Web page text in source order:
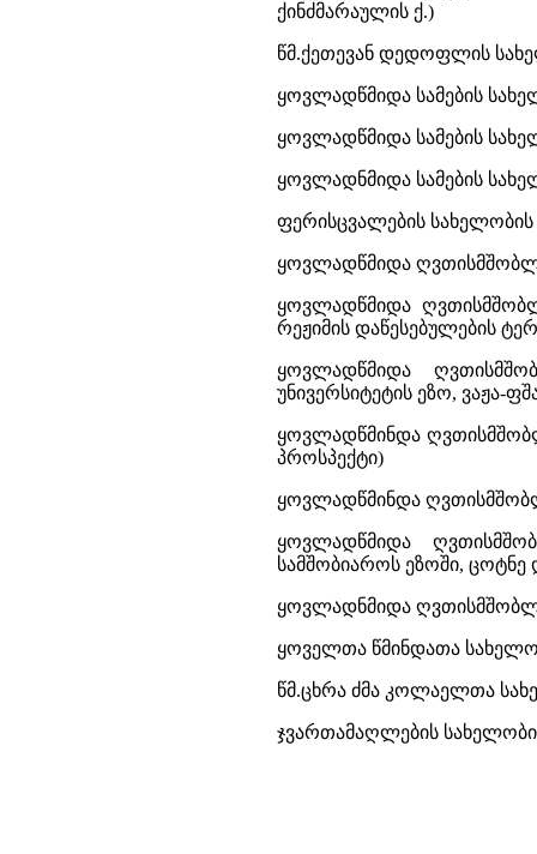
ქინძმარაულის ქ.)
წმ.ქეთევან დედოფლის
ყოვლადწმიდა სამების
ყოვლადწმიდა სამების
ყოვლადნმიდა სამების
ფერისცვალების სახელობის
ყოვლადწმიდა
ყოვლადწმიდა
რეჟიმის დაწესებულების
ყოვლადწმიდა
უნივერსიტეტის ეზო, ვაჟა-
ყოვლადწმინდა
პროსპექტი)
ყოვლადწმინდა
ყოვლადწმიდა
სამშობიაროს ეზოში, ცოტნე
ყოვლადნმიდა
ყოველთა წმინდათა
წმ.ცხრა ძმა კოლაელთა
ჯვართამაღლების